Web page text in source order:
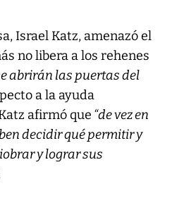
Israel Katz, amenazó el
no libera a los rehenes
abrirán las puertas del
a la ayuda
afirmó que “de vez en
decidir qué permitir y
y lograr sus